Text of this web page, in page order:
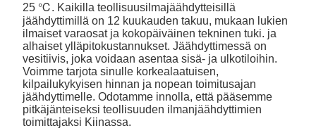
25 ℃. Kaikilla teollisuusilmajäähdytteisillä
jäähdyttimillä on 12 kuukauden takuu, mukaan lukien
ilmaiset varaosat ja kokopäiväinen tekninen tuki. ja
alhaiset ylläpitokustannukset. Jäähdyttimessä on
vesitiivis, joka voidaan asentaa sisä- ja ulkotiloihin.
Voimme tarjota sinulle korkealaatuisen,
kilpailukykyisen hinnan ja nopean toimitusajan
jäähdyttimelle. Odotamme innolla, että pääsemme
pitkäjänteiseksi teollisuuden ilmanjäähdyttimien
toimittajaksi Kiinassa.